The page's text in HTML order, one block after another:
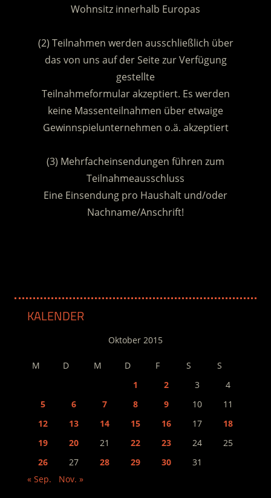
Wohnsitz innerhalb Europas
(2) Teilnahmen werden ausschließlich über
das von uns auf der Seite zur Verfügung
gestellte
Teilnahmeformular akzeptiert. Es werden
keine Massenteilnahmen über etwaige
Gewinnspielunternehmen o.ä. akzeptiert
(3) Mehrfacheinsendungen führen zum
Teilnahmeausschluss
Eine Einsendung pro Haushalt und/oder
Nachname/Anschrift!
KALENDER
Oktober 2015
M D M D F S
S
1
2 3
4
5
6 7 8 9 10
11
12
13 14 15 16 17
18
19
20 21 22 23 24
25
26
27 28 29 30
31
« Sep.
Nov. »